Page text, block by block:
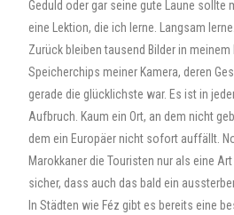
Geduld oder gar seine gute Laune sollte
eine Lektion, die ich lerne. Langsam lerne.
Zurück bleiben tausend Bilder in
Speicherchips meiner Kamera, deren
gerade die glücklichste war. Es ist in
Aufbruch. Kaum ein Ort, an dem nicht
dem ein Europäer nicht sofort auffällt.
Marokkaner die Touristen nur als eine
sicher, dass auch das bald ein
In Städten wie Féz gibt es bereits eine